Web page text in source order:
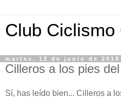
Club Ciclismo
martes, 12 de junio de 2018
Cilleros a los pies
Sí, has leído bien... Cilleros a